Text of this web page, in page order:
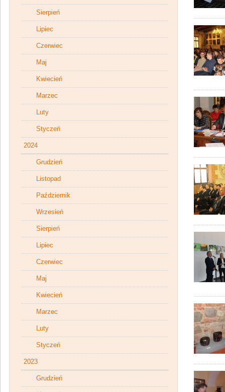
Sierpień
Lipiec
Czerwiec
Maj
Kwiecień
Marzec
Luty
Styczeń
2024
Grudzień
Listopad
Październik
Wrzesień
Sierpień
Lipiec
Czerwiec
Maj
Kwiecień
Marzec
Luty
Styczeń
2023
Grudzień